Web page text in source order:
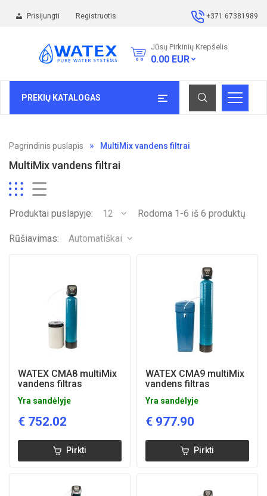
Prisijungti Registruotis +371 67381989
Jūsų Pirkinių Krepšelis
0.00 EUR
PREKIŲ KATALOGAS
Pagrindinis puslapis MultiMix vandens filtrai
MultiMix vandens filtrai
Produktai puslapyje: 12 Rodoma 1-6 iš 6 produktų
Rūšiavimas: Automatiškai
WATEX CMA8 multiMix
vandens filtras
Yra sandėlyje
€ 752.02
Pirkti
WATEX CMA9 multiMix
vandens filtras
Yra sandėlyje
€ 977.90
Pirkti